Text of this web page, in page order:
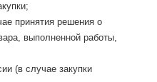
принятия решения о
выполненной работы,
(в случае закупки